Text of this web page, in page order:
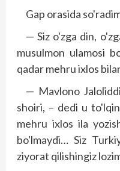
Gap orasida
— Siz o'zga din,
musulmon ulamosi
qadar mehru ixlos
— Mavlono
shoiri, – dedi u
mehru ixlos ila
bo'lmaydi… Siz
ziyorat qilishingiz